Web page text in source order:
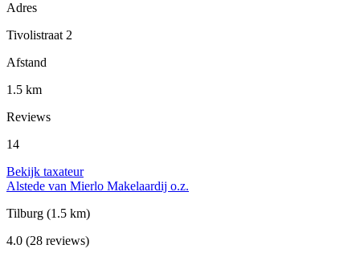
Adres
Tivolistraat 2
Afstand
1.5 km
Reviews
14
Bekijk taxateur
Alstede van Mierlo Makelaardij o.z.
Tilburg (1.5 km)
4.0 (28 reviews)